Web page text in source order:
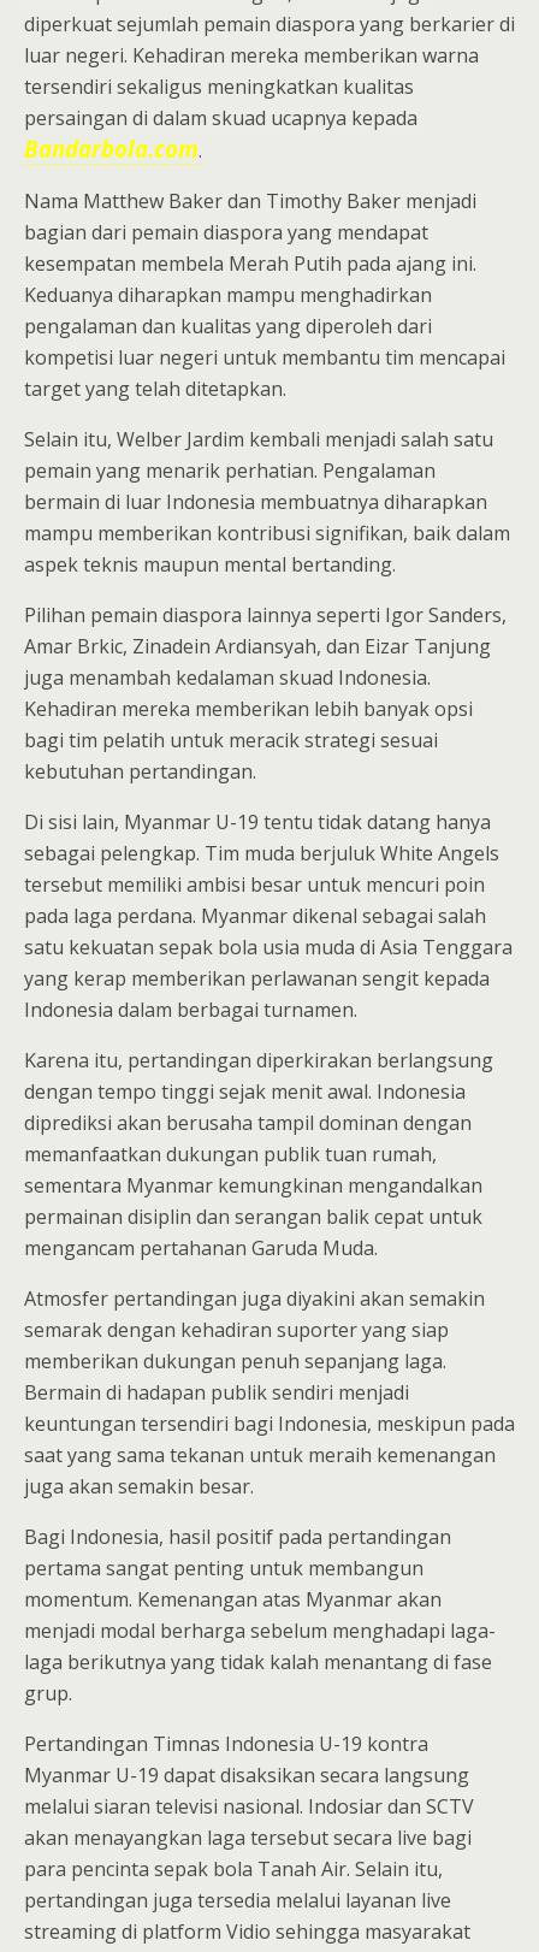
diperkuat sejumlah pemain diaspora yang berkarier di
luar negeri. Kehadiran mereka memberikan warna
tersendiri sekaligus meningkatkan kualitas
persaingan di dalam skuad ucapnya kepada
Bandarbola.com.
Nama Matthew Baker dan Timothy Baker menjadi
bagian dari pemain diaspora yang mendapat
kesempatan membela Merah Putih pada ajang ini.
Keduanya diharapkan mampu menghadirkan
pengalaman dan kualitas yang diperoleh dari
kompetisi luar negeri untuk membantu tim mencapai
target yang telah ditetapkan.
Selain itu, Welber Jardim kembali menjadi salah satu
pemain yang menarik perhatian. Pengalaman
bermain di luar Indonesia membuatnya diharapkan
mampu memberikan kontribusi signifikan, baik dalam
aspek teknis maupun mental bertanding.
Pilihan pemain diaspora lainnya seperti Igor Sanders,
Amar Brkic, Zinadein Ardiansyah, dan Eizar Tanjung
juga menambah kedalaman skuad Indonesia.
Kehadiran mereka memberikan lebih banyak opsi
bagi tim pelatih untuk meracik strategi sesuai
kebutuhan pertandingan.
Di sisi lain, Myanmar U-19 tentu tidak datang hanya
sebagai pelengkap. Tim muda berjuluk White Angels
tersebut memiliki ambisi besar untuk mencuri poin
pada laga perdana. Myanmar dikenal sebagai salah
satu kekuatan sepak bola usia muda di Asia Tenggara
yang kerap memberikan perlawanan sengit kepada
Indonesia dalam berbagai turnamen.
Karena itu, pertandingan diperkirakan berlangsung
dengan tempo tinggi sejak menit awal. Indonesia
diprediksi akan berusaha tampil dominan dengan
memanfaatkan dukungan publik tuan rumah,
sementara Myanmar kemungkinan mengandalkan
permainan disiplin dan serangan balik cepat untuk
mengancam pertahanan Garuda Muda.
Atmosfer pertandingan juga diyakini akan semakin
semarak dengan kehadiran suporter yang siap
memberikan dukungan penuh sepanjang laga.
Bermain di hadapan publik sendiri menjadi
keuntungan tersendiri bagi Indonesia, meskipun pada
saat yang sama tekanan untuk meraih kemenangan
juga akan semakin besar.
Bagi Indonesia, hasil positif pada pertandingan
pertama sangat penting untuk membangun
momentum. Kemenangan atas Myanmar akan
menjadi modal berharga sebelum menghadapi laga-
laga berikutnya yang tidak kalah menantang di fase
grup.
Pertandingan Timnas Indonesia U-19 kontra
Myanmar U-19 dapat disaksikan secara langsung
melalui siaran televisi nasional. Indosiar dan SCTV
akan menayangkan laga tersebut secara live bagi
para pencinta sepak bola Tanah Air. Selain itu,
pertandingan juga tersedia melalui layanan live
streaming di platform Vidio sehingga masyarakat